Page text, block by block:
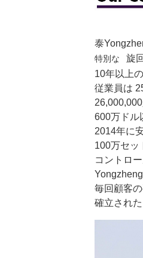
泰
特別な
旋
10年以上
従業員は
600万ドル
2014年に
100万セッ
コントロ
毎回顧客
確立された